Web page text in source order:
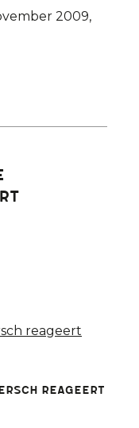
2009,
reageert
reageert